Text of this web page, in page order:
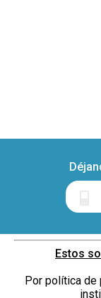
Estos
Por política de